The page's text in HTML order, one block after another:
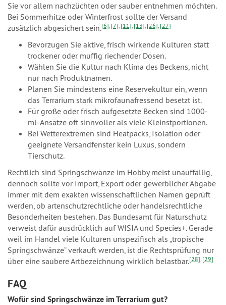
Sie vor allem nachzüchten oder sauber entnehmen möchten.
Bei Sommerhitze oder Winterfrost sollte der Versand
zusätzlich abgesichert sein.[6], [7], [11], [13], [26], [27]
Bevorzugen Sie aktive, frisch wirkende Kulturen statt
trockener oder muffig riechender Dosen.
Wählen Sie die Kultur nach Klima des Beckens, nicht
nur nach Produktnamen.
Planen Sie mindestens eine Reservekultur ein, wenn
das Terrarium stark mikrofaunafressend besetzt ist.
Für große oder frisch aufgesetzte Becken sind 1000-
ml-Ansätze oft sinnvoller als viele Kleinstportionen.
Bei Wetterextremen sind Heatpacks, Isolation oder
geeignete Versandfenster kein Luxus, sondern
Tierschutz.
Rechtlich sind Springschwänze im Hobby meist unauffällig,
dennoch sollte vor Import, Export oder gewerblicher Abgabe
immer mit dem exakten wissenschaftlichen Namen geprüft
werden, ob artenschutzrechtliche oder handelsrechtliche
Besonderheiten bestehen. Das Bundesamt für Naturschutz
verweist dafür ausdrücklich auf WISIA und Species+. Gerade
weil im Handel viele Kulturen unspezifisch als „tropische
Springschwänze“ verkauft werden, ist die Rechtsprüfung nur
über eine saubere Artbezeichnung wirklich belastbar.[28], [29]
FAQ
Wofür sind Springschwänze im Terrarium gut?